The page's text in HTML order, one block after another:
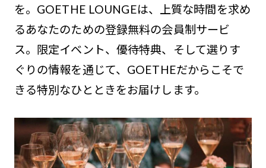
を。GOETHE LOUNGEは、上質な時間を求め
るあなたのための登録無料の会員制サービ
ス。限定イベント、優待特典、そして選りす
ぐりの情報を通じて、GOETHEだからこそで
きる特別なひとときをお届けします。